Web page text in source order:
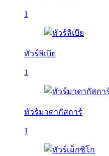
1
ทัวร์ลิเบีย
1
ทัวร์มาดากัสการ์
1